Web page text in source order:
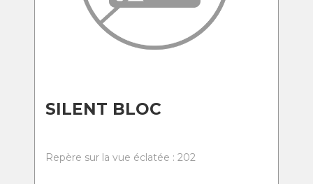
SILENT BLOC
Repère sur la vue éclatée : 202